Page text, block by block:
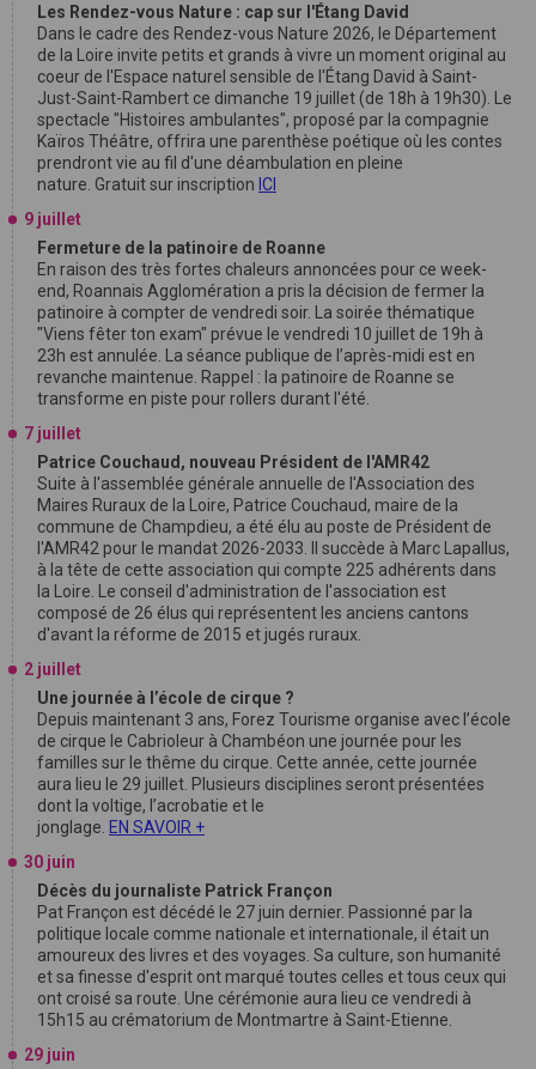
Les Rendez-vous Nature : cap sur l'Étang David
Dans le cadre des Rendez-vous Nature 2026, le Département
de la Loire invite petits et grands à vivre un moment original au
coeur de l'Espace naturel sensible de l'Étang David à Saint-
Just-Saint-Rambert ce dimanche 19 juillet (de 18h à 19h30). Le
spectacle "Histoires ambulantes", proposé par la compagnie
Kaïros Théâtre, offrira une parenthèse poétique où les contes
prendront vie au fil d'une déambulation en pleine
nature. Gratuit sur inscription ICI
9 juillet
Fermeture de la patinoire de Roanne
En raison des très fortes chaleurs annoncées pour ce week-
end, Roannais Agglomération a pris la décision de fermer la
patinoire à compter de vendredi soir. La soirée thématique
"Viens fêter ton exam" prévue le vendredi 10 juillet de 19h à
23h est annulée. La séance publique de l’après-midi est en
revanche maintenue. Rappel : la patinoire de Roanne se
transforme en piste pour rollers durant l'été.
7 juillet
Patrice Couchaud, nouveau Président de l'AMR42
Suite à l'assemblée générale annuelle de l'Association des
Maires Ruraux de la Loire, Patrice Couchaud, maire de la
commune de Champdieu, a été élu au poste de Président de
l'AMR42 pour le mandat 2026-2033. Il succède à Marc Lapallus,
à la tête de cette association qui compte 225 adhérents dans
la Loire. Le conseil d'administration de l'association est
composé de 26 élus qui représentent les anciens cantons
d'avant la réforme de 2015 et jugés ruraux.
2 juillet
Une journée à l’école de cirque ?
Depuis maintenant 3 ans, Forez Tourisme organise avec l’école
de cirque le Cabrioleur à Chambéon une journée pour les
familles sur le thême du cirque. Cette année, cette journée
aura lieu le 29 juillet. Plusieurs disciplines seront présentées
dont la voltige, l’acrobatie et le
jonglage. EN SAVOIR +
30 juin
Décès du journaliste Patrick Françon
Pat Françon est décédé le 27 juin dernier. Passionné par la
politique locale comme nationale et internationale, il était un
amoureux des livres et des voyages. Sa culture, son humanité
et sa finesse d'esprit ont marqué toutes celles et tous ceux qui
ont croisé sa route. Une cérémonie aura lieu ce vendredi à
15h15 au crématorium de Montmartre à Saint-Etienne.
29 juin